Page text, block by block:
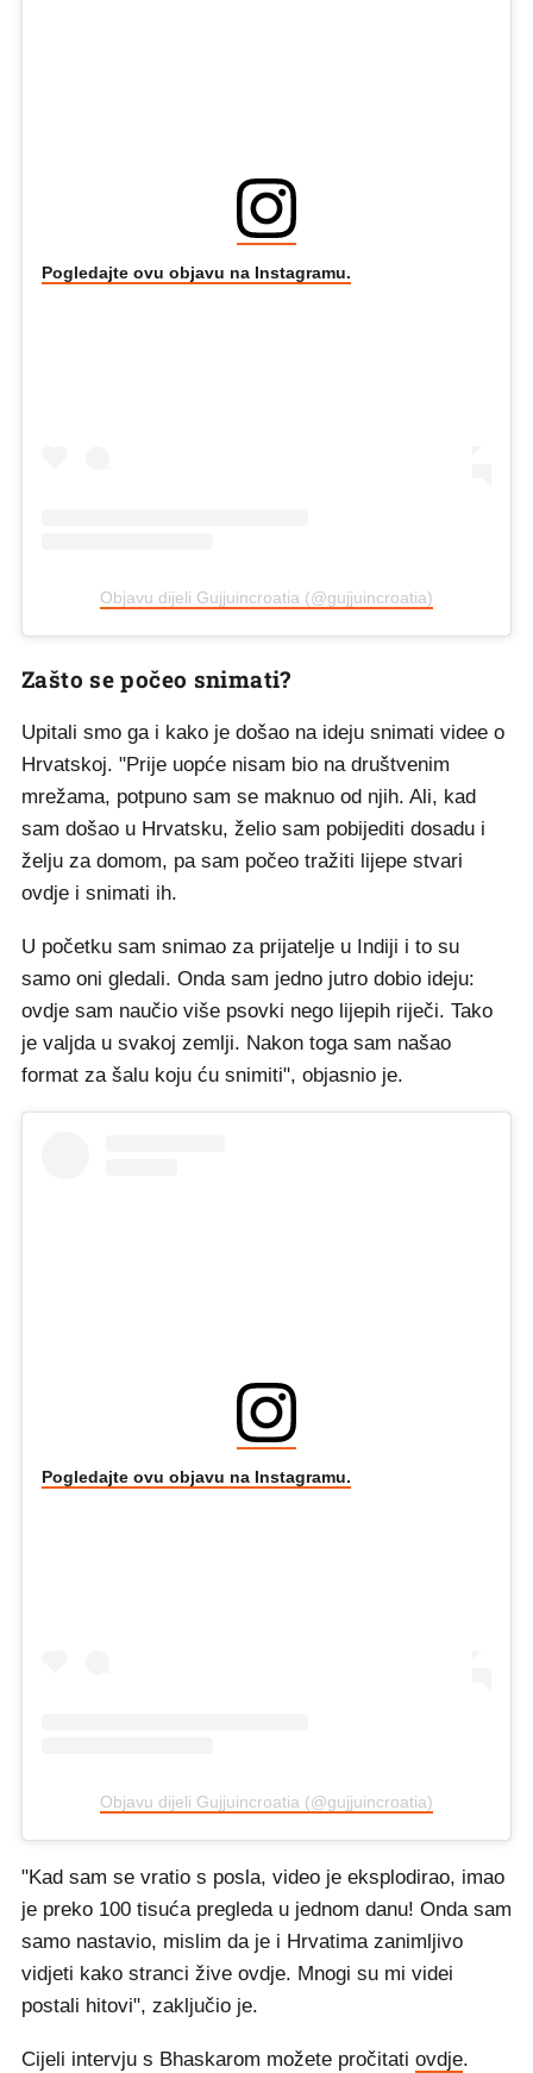
Pogledajte ovu objavu na Instagramu.
Objavu dijeli Gujjuincroatia (@gujjuincroatia)
Zašto se počeo snimati?
Upitali smo ga i kako je došao na ideju snimati videe o
Hrvatskoj. "Prije uopće nisam bio na društvenim
mrežama, potpuno sam se maknuo od njih. Ali, kad
sam došao u Hrvatsku, želio sam pobijediti dosadu i
želju za domom, pa sam počeo tražiti lijepe stvari
ovdje i snimati ih.
U početku sam snimao za prijatelje u Indiji i to su
samo oni gledali. Onda sam jedno jutro dobio ideju:
ovdje sam naučio više psovki nego lijepih riječi. Tako
je valjda u svakoj zemlji. Nakon toga sam našao
format za šalu koju ću snimiti", objasnio je.
Pogledajte ovu objavu na Instagramu.
Objavu dijeli Gujjuincroatia (@gujjuincroatia)
"Kad sam se vratio s posla, video je eksplodirao, imao
je preko 100 tisuća pregleda u jednom danu! Onda sam
samo nastavio, mislim da je i Hrvatima zanimljivo
vidjeti kako stranci žive ovdje. Mnogi su mi videi
postali hitovi", zaključio je.
Cijeli intervju s Bhaskarom možete pročitati ovdje.